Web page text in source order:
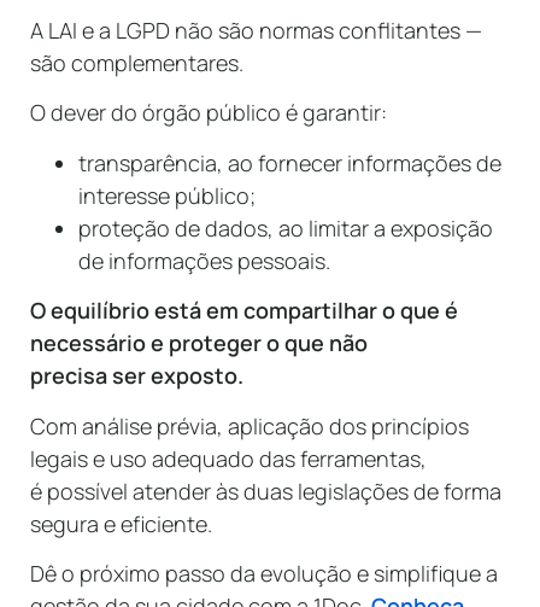
A LAI e a LGPD não são normas conflitantes —
são complementares.
O dever do órgão público é garantir:
transparência, ao fornecer informações de
interesse público;
proteção de dados, ao limitar a exposição
de informações pessoais.
O equilíbrio está em compartilhar o que é
necessário e proteger o que não
precisa ser exposto.
Com análise prévia, aplicação dos princípios
legais e uso adequado das ferramentas,
é possível atender às duas legislações de forma
segura e eficiente.
Dê o próximo passo da evolução e simplifique a